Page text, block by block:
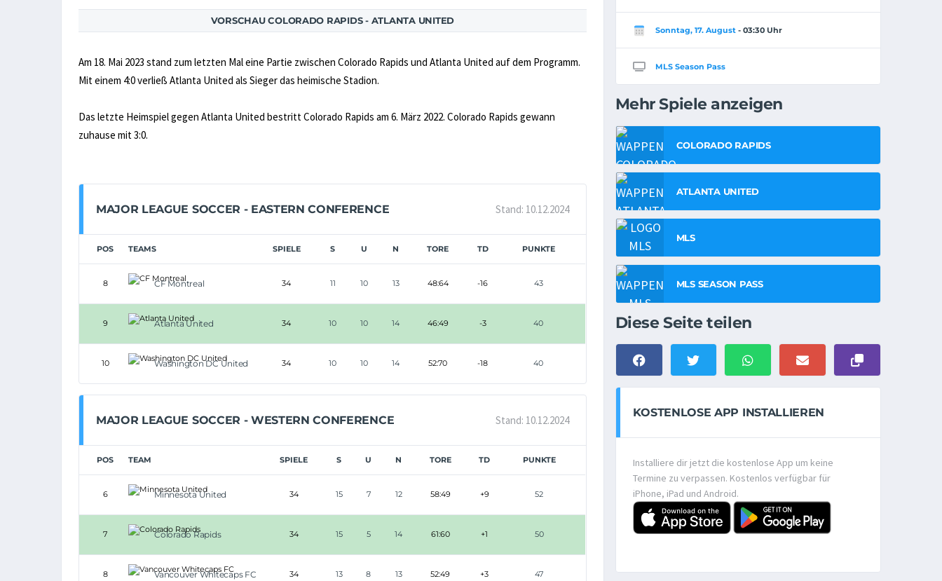
VORSCHAU COLORADO RAPIDS - ATLANTA UNITED
Am 18. Mai 2023 stand zum letzten Mal eine Partie zwischen Colorado Rapids und Atlanta United auf dem Programm.
Mit einem 4:0 verließ Atlanta United als Sieger das heimische Stadion.
Das letzte Heimspiel gegen Atlanta United bestritt Colorado Rapids am 6. März 2022. Colorado Rapids gewann
zuhause mit 3:0.
MAJOR LEAGUE SOCCER - EASTERN CONFERENCE Stand: 10.12.2024
POS TEAMS SPIELE S U N TORE TD PUNKTE
8 CF Montreal 34 11 10 13 48:64 -16 43
9 Atlanta United 34 10 10 14 46:49 -3 40
10 Washington DC United 34 10 10 14 52:70 -18 40
MAJOR LEAGUE SOCCER - WESTERN CONFERENCE Stand: 10.12.2024
POS TEAM SPIELE S U N TORE TD PUNKTE
6 Minnesota United 34 15 7 12 58:49 +9 52
7 Colorado Rapids 34 15 5 14 61:60 +1 50
8 Vancouver Whitecaps FC 34 13 8 13 52:49 +3 47
Sonntag, 17. August- 03:30 Uhr
MLS Season Pass
Mehr Spiele anzeigen
COLORADO RAPIDS
ATLANTA UNITED
MLS
MLS SEASON PASS
Diese Seite teilen
KOSTENLOSE APP INSTALLIEREN
Installiere dir jetzt die kostenlose App um keine
Termine zu verpassen. Kostenlos verfügbar für
iPhone, iPad und Android.